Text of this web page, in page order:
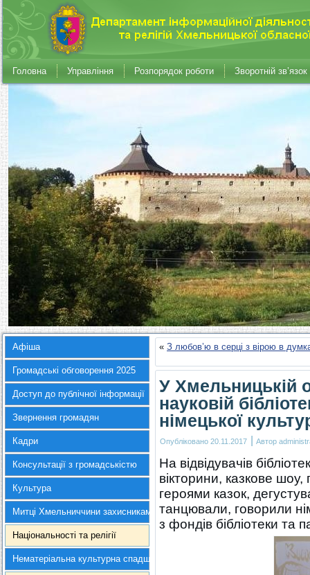
Головна Управління Розпорядок роботи Зворотній зв’язок
Афіша
Громадські обговорення 2025
Доступ до публічної інформації
Звернення громадян
Кадри
Консультації з громадськістю
Культура
Митці Хмельниччини захисникам України
Національності та релігії
Нематеріальна культурна спадщина
« З любов’ю в серці з вірою в
У Хмельницькій
науковій
німецької
Опубліковано 20.11.2017 | Автор
На відвідувачів
вікторини, казкове шоу,
героями казок,
танцювали, говорили
з фондів бібліотеки та